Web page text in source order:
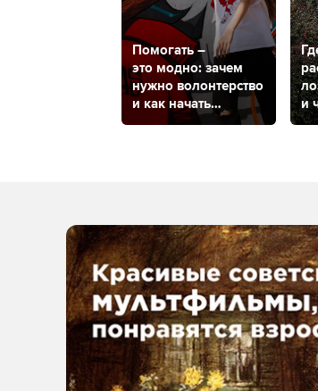
Помогать –
это модно: зачем
нужно волонтерство
и как начать
им заниматься
и